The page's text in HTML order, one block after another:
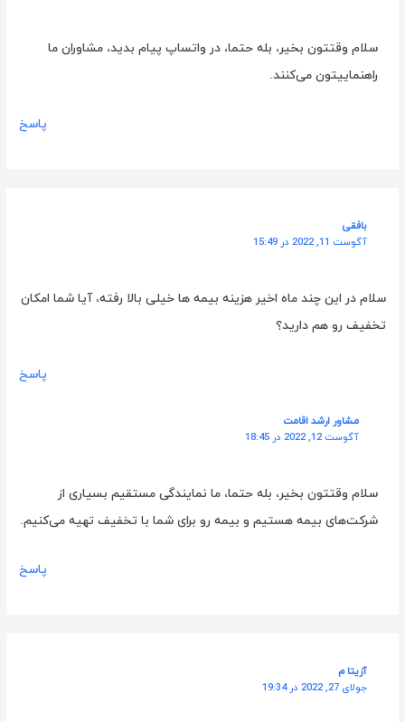
سلام وقتتون بخیر، بله حتما، در واتساپ پیام بدید، مشاوران ما
راهنماییتون می‌کنند.
پاسخ
بافقی
آگوست 11, 2022 در 15:49
سلام در این چند ماه اخیر هزینه بیمه ها خیلی بالا رفته، آیا شما امکان
تخفیف رو هم دارید؟
پاسخ
مشاور ارشد اقامت
آگوست 12, 2022 در 18:45
سلام وقتتون بخیر، بله حتما، ما نمایندگی مستقیم بسیاری از
شرکت‌های بیمه هستیم و بیمه رو برای شما با تخفیف تهیه می‌کنیم.
پاسخ
آزیتا م
جولای 27, 2022 در 19:34